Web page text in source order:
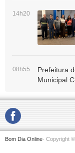
14h20
08h55
Prefeitura
Municipal
Bom Dia Online- Copyright